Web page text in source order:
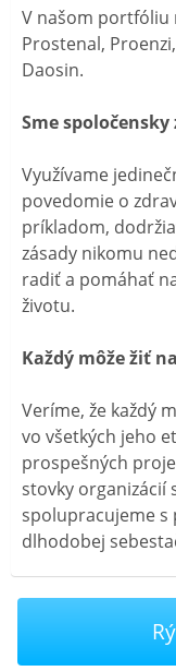
V našom portfóliu
Prostenal,
Daosin.
Sme
Využívame
povedomie o
príkladom,
zásady nikomu
radiť a pomáhať
životu.
Každý môže žiť
Veríme, že každý
vo všetkých jeho
prospešných
stovky organizácií
spolupracujeme
dlhodobej